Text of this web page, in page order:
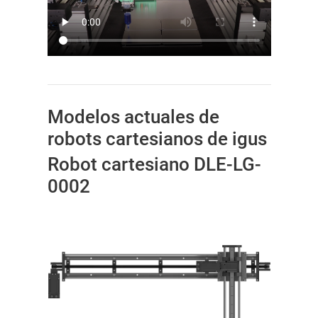
Modelos actuales de
robots cartesianos de igus
Robot cartesiano DLE-LG-
0002